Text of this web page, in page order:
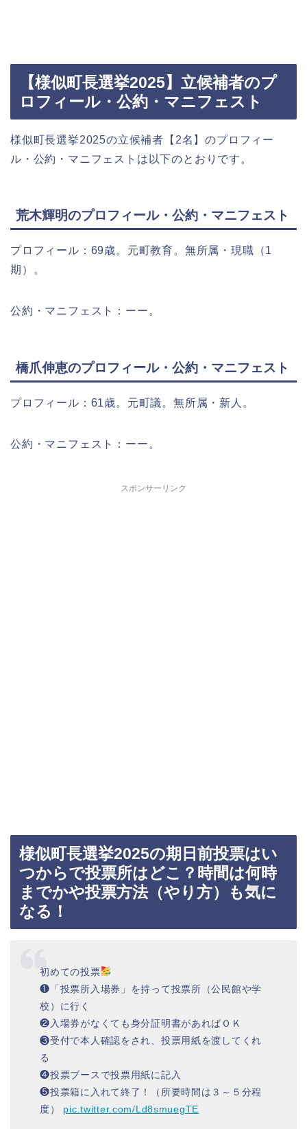
【様似町長選挙2025】立候補者のプ
ロフィール・公約・マニフェスト
様似町長選挙2025の立候補者【2名】のプロフィー
ル・公約・マニフェストは以下のとおりです。
荒木輝明のプロフィール・公約・マニフェスト
プロフィール：69歳。元町教育。無所属・現職（1
期）。
公約・マニフェスト：ーー。
橋爪伸恵のプロフィール・公約・マニフェスト
プロフィール：61歳。元町議。無所属・新人。
公約・マニフェスト：ーー。
スポンサーリンク
様似町長選挙2025の期日前投票はい
つからで投票所はどこ？時間は何時
までかや投票方法（やり方）も気に
なる！
初めての投票
❶「投票所入場券」を持って投票所（公民館や学
校）に行く
❷入場券がなくても身分証明書があればＯＫ
❸受付で本人確認をされ、投票用紙を渡してくれ
る
❹投票ブースで投票用紙に記入
❺投票箱に入れて終了！（所要時間は３～５分程
度） pic.twitter.com/Ld8smuegTE